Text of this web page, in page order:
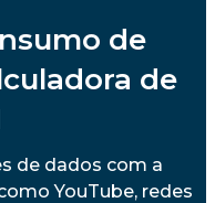
de
de
de dados com a
YouTube, redes